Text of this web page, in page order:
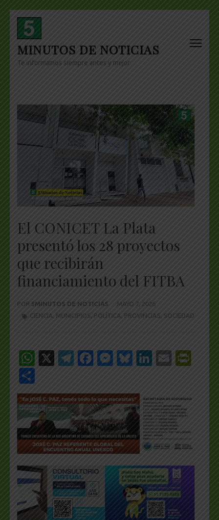
Skip
content
(Press
Enter)
MINUTOS DE NOTICIAS
Te informamos siempre antes y mejor
El CONICET La Plata
presentó los 28 proyectos
que recibirán
financiamiento del FITBA
POR 5MINUTOS DE NOTICIAS
MAYO 7, 2026
CIENCIA
MUNICIPIOS POLÍTICA PROVINCIAS SOCIEDAD
WhatsApp
X Telegram
Facebook
Messenger
Bluesky
LinkedIn
Email